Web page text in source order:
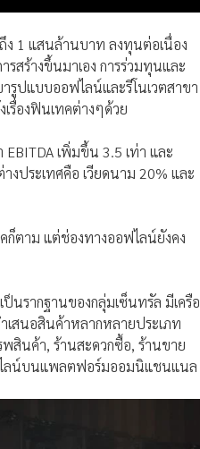
ง 1 แสนล้านบาท ลงทุนต่อเนื่อง
รสร้างขึ้นมาเอง การร่วมทุนและ
รูปแบบออฟไลน์และรีโนเวตสาขา
รื่องฟินเทคต่างๆด้วย
EBITDA เพิ่มขึ้น 3.5 เท่า และ
งประเทศคือ เวียดนาม 20% และ
ก็ตาม แต่ช่องทางออฟไลน์ยังคง
นรากฐานของกลุ่มเซ็นทรัล มีเครือ
สนอสินค้าหลากหลายประเภท
สินค้า, ร้านสะดวกซื้อ, ร้านขาย
นไลน์บนแพลตฟอร์มออมนิแชนแนล